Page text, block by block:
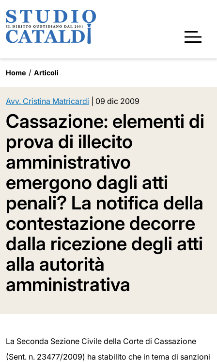
Home Articoli
Avv. Cristina Matricardi 09 dic 2009
Cassazione: elementi di
prova di illecito
amministrativo
emergono dagli atti
penali? La notifica della
contestazione decorre
dalla ricezione degli atti
alla autorità
amministrativa
La Seconda Sezione Civile della Corte di Cassazione
(Sent. n. 23477/2009) ha stabilito che in tema di sanzioni